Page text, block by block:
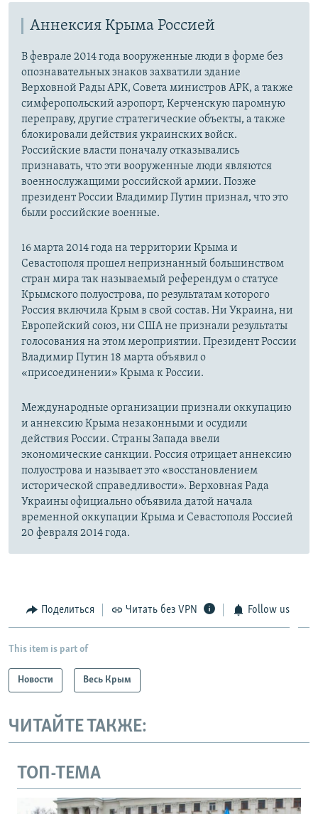
Аннексия Крыма Россией
В феврале 2014 года вооруженные люди в форме без
опознавательных знаков захватили здание
Верховной Рады АРК, Совета министров АРК, а также
симферопольский аэропорт, Керченскую паромную
переправу, другие стратегические объекты, а также
блокировали действия украинских войск.
Российские власти поначалу отказывались
признавать, что эти вооруженные люди являются
военнослужащими российской армии. Позже
президент России Владимир Путин признал, что это
были российские военные.
16 марта 2014 года на территории Крыма и
Севастополя прошел непризнанный большинством
стран мира так называемый референдум о статусе
Крымского полуострова, по результатам которого
Россия включила Крым в свой состав. Ни Украина, ни
Европейский союз, ни США не признали результаты
голосования на этом мероприятии. Президент России
Владимир Путин 18 марта объявил о
«присоединении» Крыма к России.
Международные организации признали оккупацию
и аннексию Крыма незаконными и осудили
действия России. Страны Запада ввели
экономические санкции. Россия отрицает аннексию
полуострова и называет это «восстановлением
исторической справедливости». Верховная Рада
Украины официально объявила датой начала
временной оккупации Крыма и Севастополя Россией
20 февраля 2014 года.
Поделиться Читать без VPN Follow us
This item is part of
Новости Весь Крым
ЧИТАЙТЕ ТАКЖЕ:
ТОП-ТЕМА